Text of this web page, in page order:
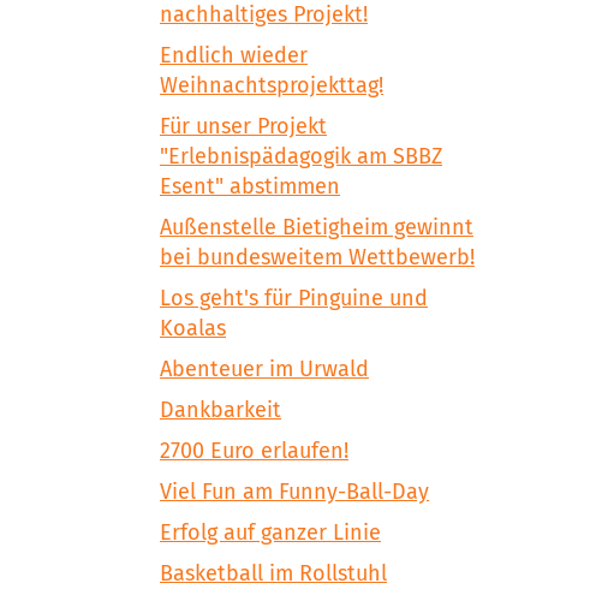
nachhaltiges Projekt!
Endlich wieder
Weihnachtsprojekttag!
Für unser Projekt
"Erlebnispädagogik am SBBZ
Esent" abstimmen
Außenstelle Bietigheim gewinnt
bei bundesweitem Wettbewerb!
Los geht's für Pinguine und
Koalas
Abenteuer im Urwald
Dankbarkeit
2700 Euro erlaufen!
Viel Fun am Funny-Ball-Day
Erfolg auf ganzer Linie
Basketball im Rollstuhl